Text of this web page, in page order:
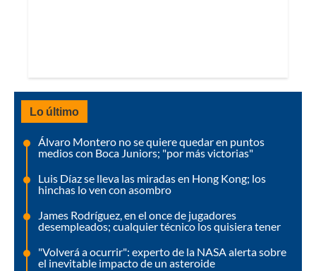
Lo último
Álvaro Montero no se quiere quedar en puntos
medios con Boca Juniors; "por más victorias"
Luis Díaz se lleva las miradas en Hong Kong; los
hinchas lo ven con asombro
James Rodríguez, en el once de jugadores
desempleados; cualquier técnico los quisiera tener
"Volverá a ocurrir": experto de la NASA alerta sobre
el inevitable impacto de un asteroide